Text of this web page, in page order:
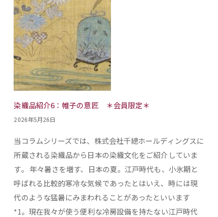
染織品紹介6：帷子の意匠 ＊会員限定＊
2026年5月26日
当コラムシリーズでは、株式会社千總ホールディングスに
所蔵される染織品から日本の染織文化をご紹介していま
す。 年々暑さを増す、日本の夏。江戸時代も、小氷期と
呼ばれる比較的寒冷な気候であったとはいえ、時には現
代のような猛暑にみまわれることがあったといいます
*1。現在我々が使う便利な冷房設備を持たない江戸時代